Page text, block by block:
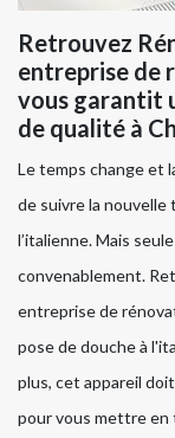
Retrouvez
entreprise de
vous garantit
de qualité à
Le temps change et
de suivre la
l’italienne. Mais
convenablement.
entreprise de
pose de douche à
plus, cet appareil
pour vous mettre en